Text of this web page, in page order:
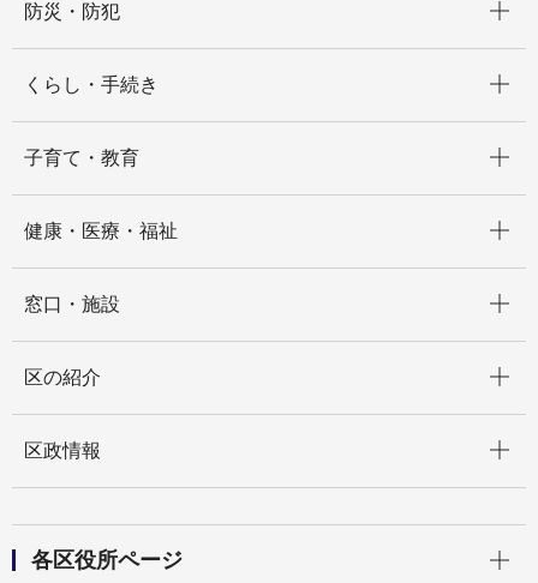
防災・防犯
くらし・手続き
子育て・教育
健康・医療・福祉
窓口・施設
区の紹介
区政情報
各区役所ページ